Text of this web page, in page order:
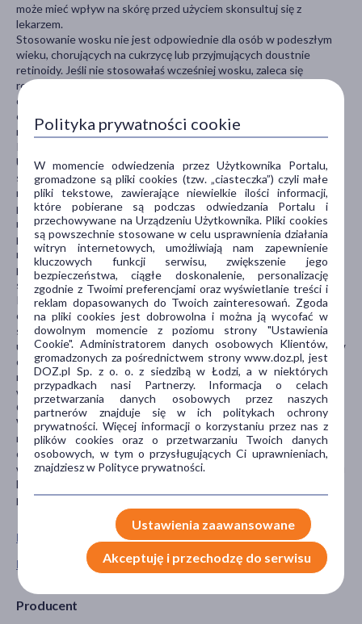
Pokaż wszystkie produkty VEET
Pokaż wszystkie produkty linii Easy-Gel marki Veet
Producent
może mieć wpływ na skórę przed użyciem skonsultuj się z
lekarzem.
Stosowanie wosku nie jest odpowiednie dla osób w podeszłym
wieku, chorujących na cukrzycę lub przyjmujących doustnie
retinoidy. Jeśli nie stosowałaś wcześniej wosku, zaleca się
rozpoczęcie depilacji od nóg. Tylko wtedy, gdy masz
doświadczenie możesz przejść do wrażliwych obszarów pach i
okolic bikini. Przed użyciem, upewnij się że skóra jest sucha,
niepodrażniona, bez śladów kremu, olejku lub dezodorantu.
Przed każdym użyciem SPRAWDŹ REAKCJĘ SWOJEJ SKÓRY.
Użyj produkt na mały obszar skóry, który zamierzasz depilować
stosując się do instrukcji użycia. Jeśli po 24 godzinach nie wystąpi
reakcja niepożądana możesz zacząć stosować produkt. Jeśli
podczas użycia wystąpi uczucie pieczenia lub swędzenia,
natychmiast usuń produkt za pomocą tylnej części używanego
plastra, chusteczki Perfect Finish lub oliwki dla niemowląt,
następnie dokładnie spłucz skórę zimną wodą. Jeśli uczucie
pieczenia nie ustąpi, skonsultuj się z lekarzem. Nie depiluj tego
samego miejsca więcej niż raz podczas jednego zabiegu.
Przez krótki czas po użyciu skóra może być bardziej wrażliwa,
dlatego należy unikać drapania. Po zastosowaniu produktu zaleca
się odczekać 24 godziny przed pływaniem i opalaniem oraz przed
użyciem antyperspirantu, produktów perfumowanych, produktów
do opalania. Jeśli zużyjesz wszystkie chusteczki Perfect Finish,
możesz użyć oliwki dla niemowląt. Do usuwania wosku nie używaj
wody, mydła ani alkoholu.
CHRONIĆ PRZED DZIEĆMI.
W razie połknięcia natychmiast skonsultuj się z lekarzem i pokaż
mu opakowanie produktu. Unikaj kontaktu z oczami. W przypadku
dostania się preparatu do oczu natychmiast opłucz je obficie
wodą i skontaktuj się z lekarzem. Depilacja woskiem jest możliwa u
kobiet w ciąży, jednak może powodować siniaki. Przechowuj
pozostałe plastry w chłodnym, suchym miejscu.
Polityka prywatności cookie
W momencie odwiedzenia przez Użytkownika Portalu,
gromadzone są pliki cookies (tzw. „ciasteczka”) czyli małe
pliki tekstowe, zawierające niewielkie ilości informacji,
które pobierane są podczas odwiedzania Portalu i
przechowywane na Urządzeniu Użytkownika. Pliki cookies
są powszechnie stosowane w celu usprawnienia działania
witryn internetowych, umożliwiają nam zapewnienie
kluczowych funkcji serwisu, zwiększenie jego
bezpieczeństwa, ciągłe doskonalenie, personalizację
zgodnie z Twoimi preferencjami oraz wyświetlanie treści i
reklam dopasowanych do Twoich zainteresowań. Zgoda
na pliki cookies jest dobrowolna i można ją wycofać w
dowolnym momencie z poziomu strony "Ustawienia
Cookie". Administratorem danych osobowych Klientów,
gromadzonych za pośrednictwem strony www.doz.pl, jest
DOZ.pl Sp. z o. o. z siedzibą w Łodzi, a w niektórych
przypadkach nasi Partnerzy. Informacja o celach
przetwarzania danych osobowych przez naszych
partnerów znajduje się w ich politykach ochrony
prywatności. Więcej informacji o korzystaniu przez nas z
plików cookies oraz o przetwarzaniu Twoich danych
osobowych, w tym o przysługujących Ci uprawnieniach,
znajdziesz w Polityce prywatności.
Ustawienia zaawansowane
Akceptuję i przechodzę do serwisu